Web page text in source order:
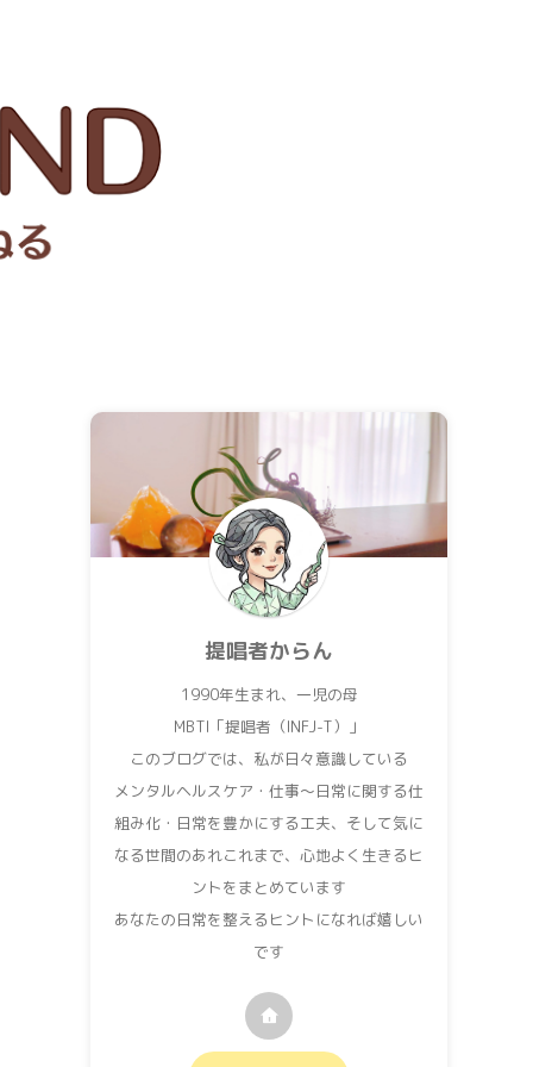
提唱者からん
1990年生まれ、一児の母
MBTI「提唱者（INFJ-T）」
このブログでは、私が日々意識している
メンタルヘルスケア・仕事〜日常に関する仕
組み化・日常を豊かにする工夫、そして気に
なる世間のあれこれまで、心地よく生きるヒ
ントをまとめています
あなたの日常を整えるヒントになれば嬉しい
です